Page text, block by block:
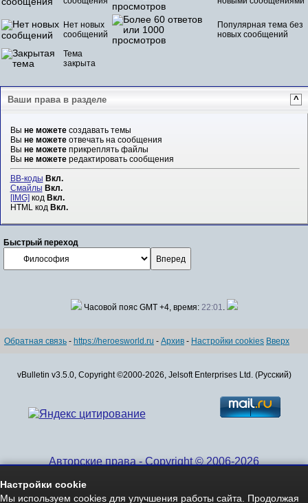
Нет новых
сообщений
Популярная тема без
новых сообщений
Тема
закрыта
Ваши права в разделе ^
Вы не можетесоздавать темы
Вы не можетеотвечать на сообщения
Вы не можетеприкреплять файлы
Вы не можетередактировать сообщения
BB-коды Вкл.
Смайлы Вкл.
[IMG]код Вкл.
HTML код Вкл.
Быстрый переход
Часовой пояс GMT +4, время: 22:01.
Обратная связь - https://heroesworld.ru - Архив - Настройки cookies Вверх
vBulletin v3.5.0, Copyright ©2000-2026, Jelsoft Enterprises Ltd. (Русский)
Авторские права - Copyright © 2006-2026
Настройки cookie
Мы используем cookies для улучшения работы сайта. Продолжая